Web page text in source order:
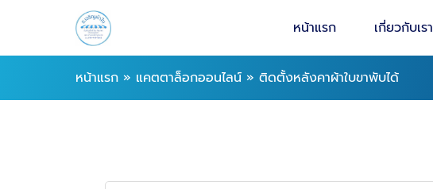
หน้าแรก เกี่ยวกับเรา
หน้าแรก » แคตตาล็อกออนไลน์ » ติดตั้งหลังคาผ้าใบขาพับได้